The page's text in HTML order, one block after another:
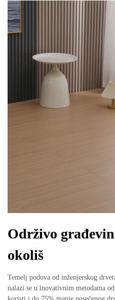
Održivo
okoliš
Temelj podova od inženjerskog
nalazi se u inovativnim metodama